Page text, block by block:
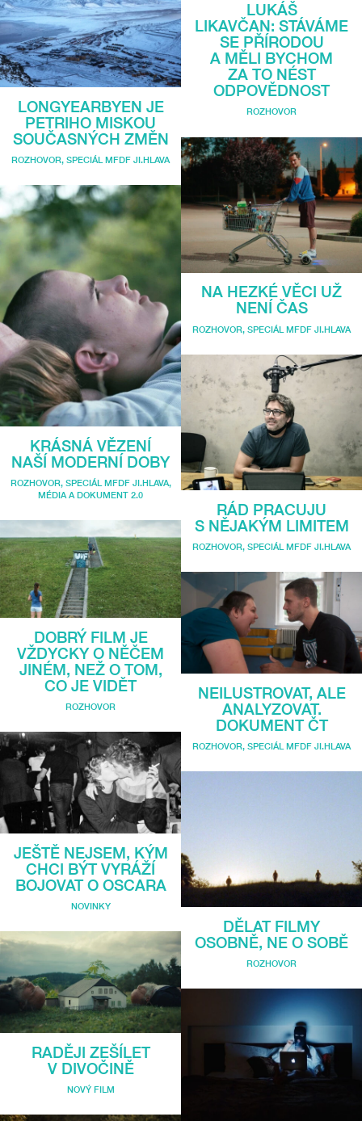
LONGYEARBYEN JE
PETRIHO MISKOU
SOUČASNÝCH ZMĚN
ROZHOVOR, SPECIÁL MFDF JI.HLAVA
KRÁSNÁ VĚZENÍ
NAŠÍ MODERNÍ DOBY
ROZHOVOR, SPECIÁL MFDF JI.HLAVA,
MÉDIA A DOKUMENT 2.0
DOBRÝ FILM JE
VŽDYCKY O NĚČEM
JINÉM, NEŽ O TOM,
CO JE VIDĚT
ROZHOVOR
JEŠTĚ NEJSEM, KÝM
CHCI BÝT VYRÁŽÍ
BOJOVAT O OSCARA
NOVINKY
RADĚJI ZEŠÍLET
V DIVOČINĚ
NOVÝ FILM
LUKÁŠ
LIKAVČAN: STÁVÁME
SE PŘÍRODOU
A MĚLI BYCHOM
ZA TO NÉST
ODPOVĚDNOST
ROZHOVOR
NA HEZKÉ VĚCI UŽ
NENÍ ČAS
ROZHOVOR SPECIÁL MFDF JI.HLAVA
RÁD PRACUJU
S NĚJAKÝM LIMITEM
ROZHOVOR SPECIÁL MFDF JI.HLAVA
NEILUSTROVAT, ALE
ANALYZOVAT.
DOKUMENT ČT
ROZHOVOR, SPECIÁL MFDF JI.HLAVA
DĚLAT FILMY
OSOBNĚ, NE O SOBĚ
ROZHOVOR